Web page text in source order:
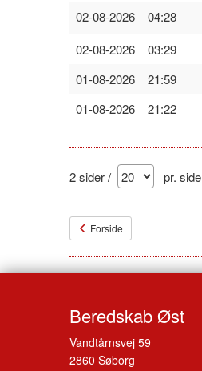
02-08-2026 04:28
02-08-2026 03:29
01-08-2026 21:59
01-08-2026 21:22
2 sider / pr. side
Forside
Beredskab Øst
Vandtårnsvej 59
2860 Søborg